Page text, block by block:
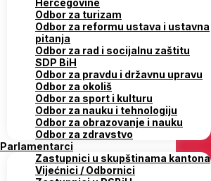
Hercegovine
Odbor za turizam
Odbor za reformu ustava i ustavna
pitanja
Odbor za rad i socijalnu zaštitu
SDP BiH
Odbor za pravdu i državnu upravu
Odbor za okoliš
Odbor za sport i kulturu
Odbor za nauku i tehnologiju
Odbor za obrazovanje i nauku
Odbor za zdravstvo
Parlamentarci
Zastupnici u skupštinama kantona
Vijećnici / Odbornici